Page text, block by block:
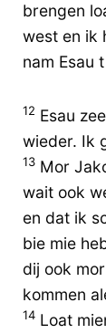
brengen
west en ik
nam Esau
12 Esau
wieder. Ik
13 Mor
wait ook
en dat ik
bie mie
dij ook
kommen
14 Loat